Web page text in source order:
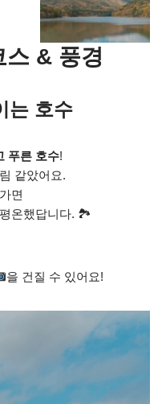
스 & 풍경
는 호수
푸른 호수!
같았어요.
면
온했답니다. 🏞
을 건질 수 있어요!